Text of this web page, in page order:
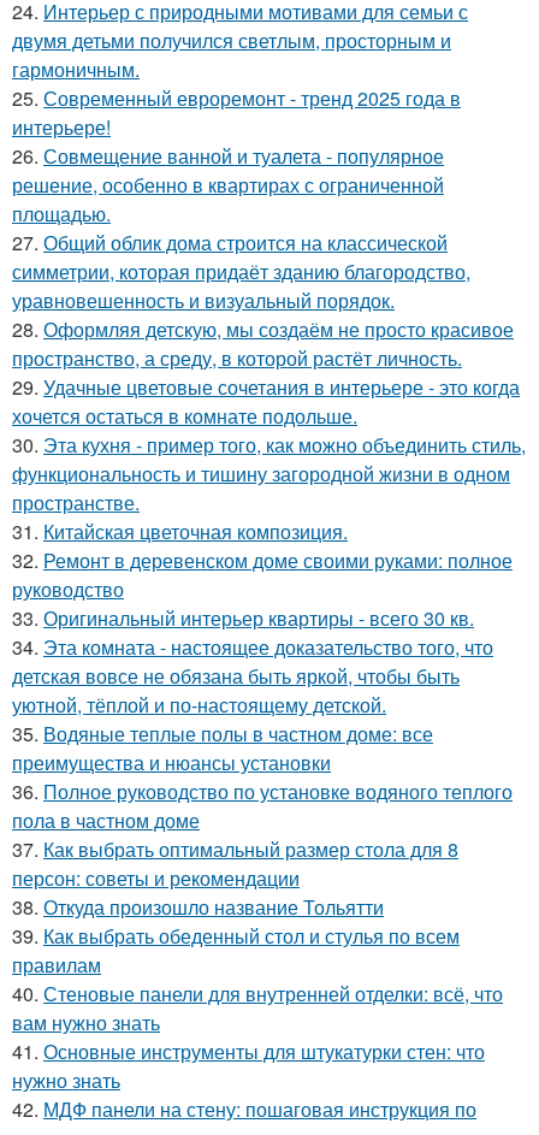
24. Интерьер с природными мотивами для семьи с
двумя детьми получился светлым, просторным и
гармоничным.
25. Современный евроремонт - тренд 2025 года в
интерьере!
26. Совмещение ванной и туалета - популярное
решение, особенно в квартирах с ограниченной
площадью.
27. Общий облик дома строится на классической
симметрии, которая придаёт зданию благородство,
уравновешенность и визуальный порядок.
28. Оформляя детскую, мы создаём не просто красивое
пространство, а среду, в которой растёт личность.
29. Удачные цветовые сочетания в интерьере - это когда
хочется остаться в комнате подольше.
30. Эта кухня - пример того, как можно объединить стиль,
функциональность и тишину загородной жизни в одном
пространстве.
31. Китайская цветочная композиция.
32. Ремонт в деревенском доме своими руками: полное
руководство
33. Оригинальный интерьер квартиры - всего 30 кв.
34. Эта комната - настоящее доказательство того, что
детская вовсе не обязана быть яркой, чтобы быть
уютной, тёплой и по-настоящему детской.
35. Водяные теплые полы в частном доме: все
преимущества и нюансы установки
36. Полное руководство по установке водяного теплого
пола в частном доме
37. Как выбрать оптимальный размер стола для 8
персон: советы и рекомендации
38. Откуда произошло название Тольятти
39. Как выбрать обеденный стол и стулья по всем
правилам
40. Стеновые панели для внутренней отделки: всё, что
вам нужно знать
41. Основные инструменты для штукатурки стен: что
нужно знать
42. МДФ панели на стену: пошаговая инструкция по